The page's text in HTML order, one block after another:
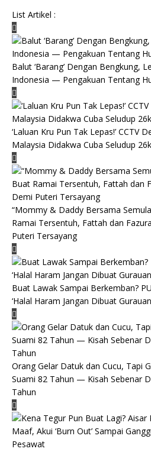
List Artikel :
Balut ‘Barang’ Dengan Bengkung,
Indonesia — Pengakuan Tentang
‘Laluan Kru Pun Tak Lepas!’ CCTV
Malaysia Didakwa Cuba Seludup
“Mommy & Daddy Bersama
Ramai Tersentuh, Fattah dan
Puteri Tersayang
Buat Lawak Sampai Berkemban?
‘Halal Haram Jangan Dibuat
Orang Gelar Datuk dan Cucu, Tapi
Suami 82 Tahun — Kisah Sebenar
Tahun